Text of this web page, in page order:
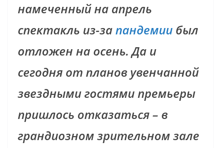
намеченный на апрель
спектакль из-запандемии был
отложен на осень. Да и
сегодня от планов увенчанной
звездными гостями премьеры
пришлось отказаться – в
грандиозном зрительном зале